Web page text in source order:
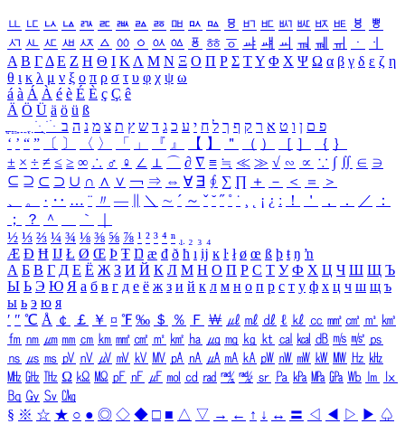
ㅥ ㅦ ㅧ ㅨ ㅩ ㅪ ㅫ ㅬ ㅭ ㅮ ㅯ ㅰ ㅱ ㅲ ㅳ ㅴ ㅵ ㅶ ㅷ ㅸ
ㅹ
ㅺ ㅻ ㅼ ㅽ ㅾ ㅿ ㆀ ㆁ ㆂ ㆃ ㆄ ㆅ ㆆ ㆇ ㆈ ㆉ ㆊ ㆋ ㆌ ㆍ
ㆎ
Α Β ΓΔ Ε Ζ Η Θ Ι ΚΛ Μ Ν Ξ Ο Π Ρ Σ ΤΥ Φ Χ Ψ Ω α β γ δ ε ζ η
θ ι κ λ μ ν ξ ο π ρ σ τ υ φ χ ψ ω
á à Á À é è É È ç Ç ê
Ä Ö Ü ä ö ü ß
ִֶֹ ֻּ ׁׂ פ ם ן ו ט א ר ק ף ך ל ח י ע כ ג ד ש ץ ת צ מ נ ה ב
‘ ’ “ ” 〔 〕 〈 〉 「 」 『 』 【 】 ＂ （ ） ［ ］ ｛ ｝
± × ÷ ≠ ≤ ≥ ∞ ∴ ♂ ♀ ∠ ⊥ ⌒ ∂ ∇ ≡ ≒ ≪ ≫ √ ∽ ∝ ∵ ∫ ∬ ∈ ∋
⊆ ⊇ ⊂ ⊃ ∪ ∩ ∧ ∨ ￢ ⇒ ⇔ ∀ ∃ ∮ ∑ ∏ ＋ － ＜ ＝
＞
、
。 · ‥ … ¨ 〃 ― ＼ ∼ ´ ～ ˇ ˘ ˝ ˚ ˙ ¸ ¡ ¿ ː ！ ＇ ， ． ／
：
；
？ ＾ ｀
½ ⅓ ⅔ ¼ ¾ ⅛ ⅜ ⅝ ⅞ ¹ ² ³ ⁴ ⁿ ₁ ₂ ₃ ₄
Æ Ð Ħ Ĳ Ł Ø Œ Þ Ŧ Ŋ æ đ ð ħ ı ĳ ĸ ŀ ł ø œ ß þ ŧ ŋ ŉ
А Б В Г Д Е Ё Ж З И Й К Л М Н О П Р С Т У Ф Х Ц Ч Ш Щ Ъ
Ы Ь Э Ю Я а б в г д е ё ж з и й к л м н о п р с т у ф х ц ч ш щ ъ
ы ь э ю я
′ ″ ℃ Å ￠ ￡ ￥ ¤ ℉ ‰ ＄ ％ Ｆ ￦ ㎕ ㎖ ㎗ ℓ ㎘ ㏄ ㎣ ㎤ ㎥ ㎦
㎙ ㎚ ㎛ ㎜ ㎝ ㎞ ㎟ ㎠ ㎡ ㎢ ㏊ ㎍ ㎎ ㎏ ㏏ ㎈ ㎉ ㏈ ㎧ ㎨ ㎰
㎱ ㎲ ㎳ ㎴ ㎵ ㎶ ㎷ ㎸ ㎹ ㎀ ㎁ ㎂ ㎃ ㎄ ㎺ ㎻ ㎽ ㎾ ㎿ ㎐ ㎑
㎒ ㎓ ㎔ Ω ㏀ ㏁ ㎊ ㎋ ㎌ ㏖ ㏅ ㎭ ㎮ ㎯ ㏛ ㎩ ㎪ ㎫ ㎬ ㏝ ㏐
㏓
㏃ ㏉ ㏜ ㏆
§ ※ ☆ ★ ○ ● ◎ ◇ ◆ □ ■ △ ▽ → ← ↑ ↓ ↔ 〓 ◁ ◀ ▷ ▶ ♤